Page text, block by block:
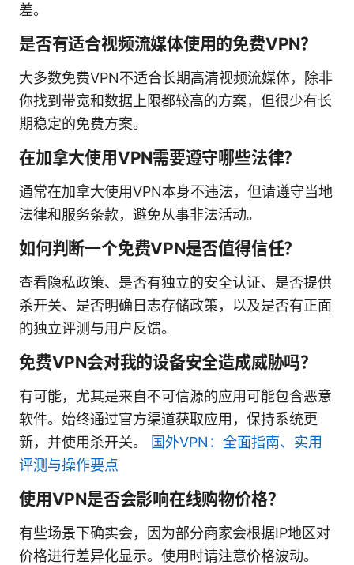
差。
是否有适合视频流媒体使用的免费VPN？
大多数免费VPN不适合长期高清视频流媒体，除非
你找到带宽和数据上限都较高的方案，但很少有长
期稳定的免费方案。
在加拿大使用VPN需要遵守哪些法律？
通常在加拿大使用VPN本身不违法，但请遵守当地
法律和服务条款，避免从事非法活动。
如何判断一个免费VPN是否值得信任？
查看隐私政策、是否有独立的安全认证、是否提供
杀开关、是否明确日志存储政策，以及是否有正面
的独立评测与用户反馈。
免费VPN会对我的设备安全造成威胁吗？
有可能，尤其是来自不可信源的应用可能包含恶意
软件。始终通过官方渠道获取应用，保持系统更
新，并使用杀开关。
国外VPN：全面指南、实用
评测与操作要点
使用VPN是否会影响在线购物价格？
有些场景下确实会，因为部分商家会根据IP地区对
价格进行差异化显示。使用时请注意价格波动。